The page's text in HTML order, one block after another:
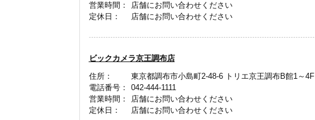
営業時間：
店舗にお問い合わせください
定休日：
店舗にお問い合わせください
ビックカメラ京王調布店
住所：
東京都調布市小島町2-48-6 トリエ京王調布B館1～4F
電話番号：
042-444-1111
営業時間：
店舗にお問い合わせください
定休日：
店舗にお問い合わせください